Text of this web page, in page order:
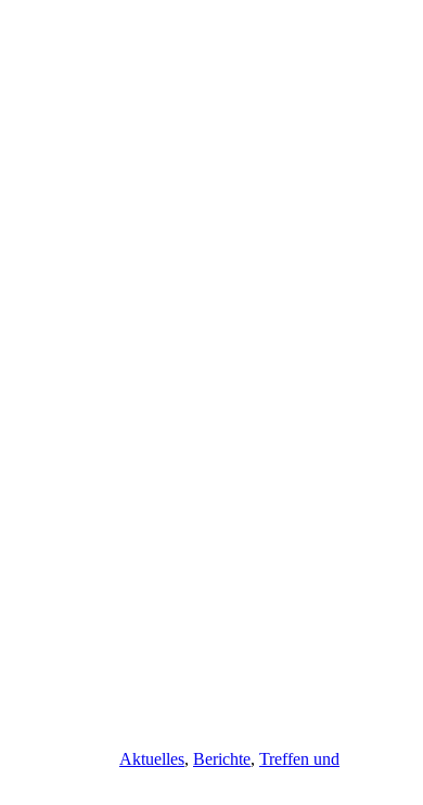
Aktuelles, Berichte, Treffen und